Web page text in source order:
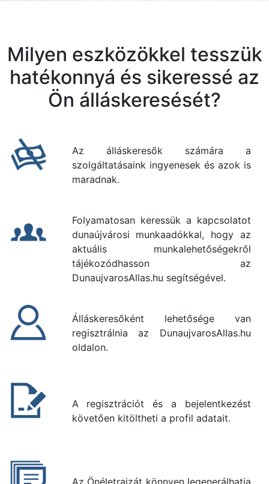
Milyen eszközökkel tesszük
hatékonnyá és sikeressé az
Ön álláskeresését?
Az álláskeresők számára a
szolgáltatásaink ingyenesek és azok is
maradnak.
Folyamatosan keressük a kapcsolatot
dunaújvárosi munkaadókkal, hogy az
aktuális munkalehetőségekről
tájékozódhasson az
DunaujvarosAllas.hu segítségével.
Álláskeresőként lehetősége van
regisztrálnia az DunaujvarosAllas.hu
oldalon.
A regisztrációt és a bejelentkezést
követően kitöltheti a profil adatait.
Az Önéletrajzát könnyen legenerálhatja